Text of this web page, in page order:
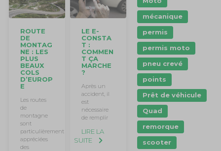
ROUTE
DE
MONTAG
NE : LES
PLUS
BEAUX
COLS
D’EUROP
E
Les routes
de
montagne
sont
particulièrement
appréciées
des
LE E-
CONSTA
T :
COMMEN
T ÇA
MARCHE
?
Après un
accident, il
est
nécessaire
de remplir
LIRE LA
SUITE
mécanique
permis
permis moto
pneu crevé
points
Prêt de véhicule
Quad
remorque
scooter